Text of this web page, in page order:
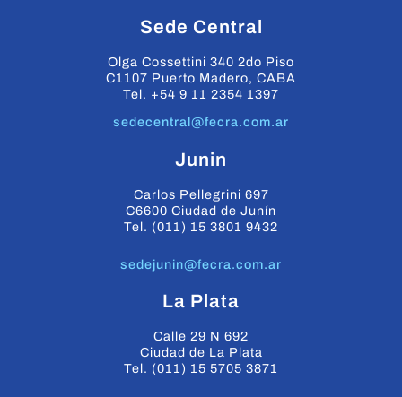
Sede Central
Olga Cossettini 340 2do Piso
C1107 Puerto Madero, CABA
Tel. +54 9 11 2354 1397
sedecentral@fecra.com.ar
Junin
Carlos Pellegrini 697
C6600 Ciudad de Junín
Tel. (011) 15 3801 9432
sedejunin@fecra.com.ar
La Plata
Calle 29 N 692
Ciudad de La Plata
Tel. (011) 15 5705 3871